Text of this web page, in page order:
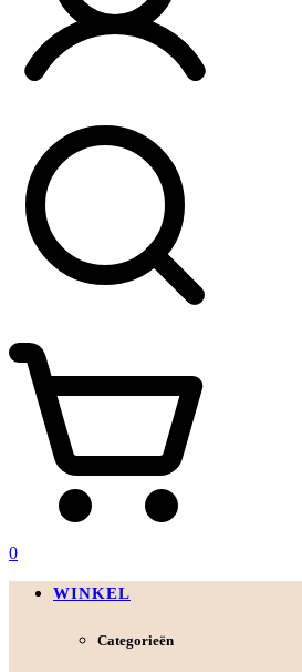
0
WINKEL
Categorieën